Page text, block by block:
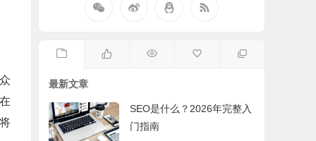
最新文章
SEO是什么？2026年完整入
门指南